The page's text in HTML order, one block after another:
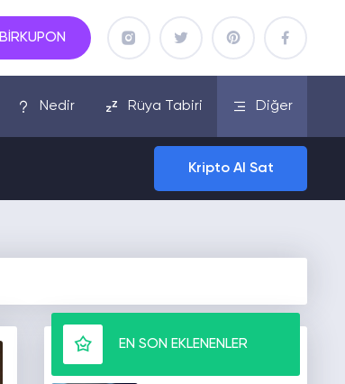
BİRKUPON
Nedir Rüya Tabiri Diğer
Kripto Al Sat
EN SON EKLENENLER